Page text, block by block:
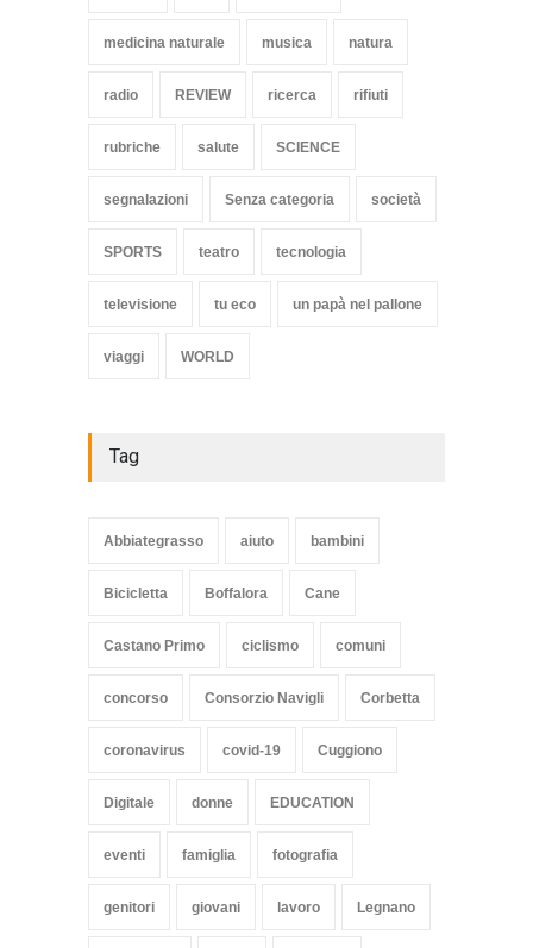
medicina naturale musica natura
radio REVIEW ricerca rifiuti
rubriche salute SCIENCE
segnalazioni Senza categoria società
SPORTS teatro tecnologia
televisione tu eco un papà nel pallone
viaggi WORLD
Tag
Abbiategrasso aiuto bambini
Bicicletta Boffalora Cane
Castano Primo ciclismo comuni
concorso Consorzio Navigli Corbetta
coronavirus covid-19 Cuggiono
Digitale donne EDUCATION
eventi famiglia fotografia
genitori giovani lavoro Legnano